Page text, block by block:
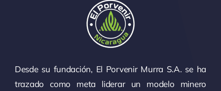
Desde su fundación, El Porvenir Murra S.A. se ha
trazado como meta liderar un modelo minero